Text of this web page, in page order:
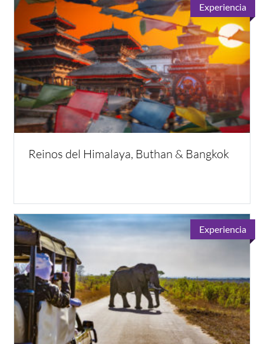
Experiencia
Reinos del Himalaya, Buthan & Bangkok
Experiencia